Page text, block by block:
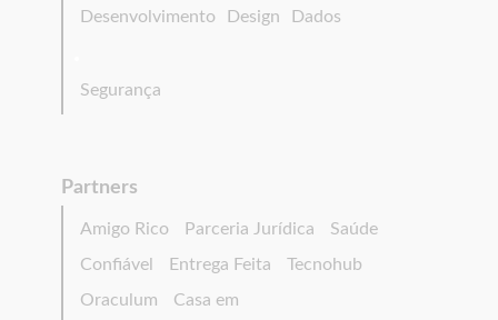
Desenvolvimento Design Dados
Segurança
Partners
Amigo Rico Parceria Jurídica
Saúde
Confiável
Entrega Feita
Tecnohub
Oraculum
Casa em